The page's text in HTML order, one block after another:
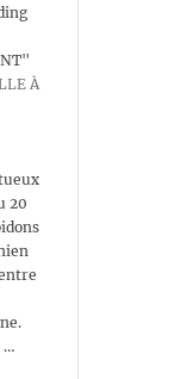
À
20
…